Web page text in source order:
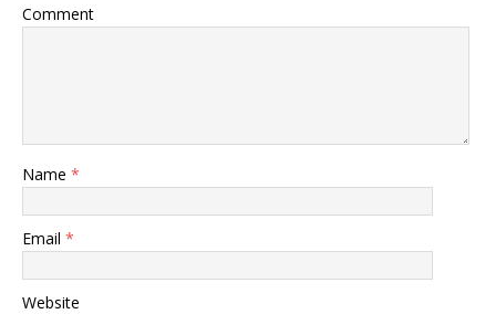
Comment
Name *
Email *
Website